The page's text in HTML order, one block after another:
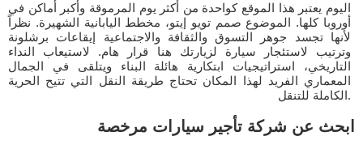
اليوم يعتبر هذا الموقع كواحدة من أكثر يوم المرموقة وأكبر أماكن في
أوروبا كلها. الموضوع صمم تويو إيتو، مخطط اليابانية الشهيرة. نظراً
لأنها تجسد جوهر التسوق والثقافة والاجتماعية إيقاعات برشلونة
وترتيب لاستئجار سيارة لزيارتك هنا قرار هام. لاستيعاب النداء
التاريخي، استراتيجيات ابتكارية هائلة البناء ويتلقى في الجمال
المعماري الفريد لهذا المكان تحتاج طريقة النقل التي تتيح الحرية
الكاملة للتنقل.
ابحث عن شركة تأجير سيارات مرخصة